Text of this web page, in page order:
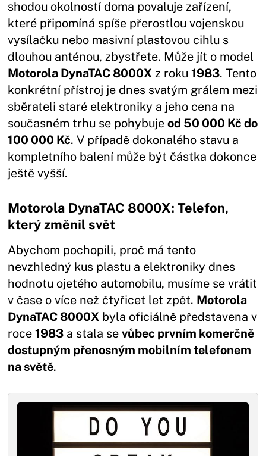
shodou okolností doma povaluje zařízení,
které připomíná spíše přerostlou vojenskou
vysílačku nebo masivní plastovou cihlu s
dlouhou anténou, zbystřete. Může jít o model
Motorola DynaTAC 8000X z roku1983. Tento
konkrétní přístroj je dnes svatým grálem mezi
sběrateli staré elektroniky a jeho cena na
současném trhu se pohybujeod 50 000 Kč do
100 000 Kč. V případě dokonalého stavu a
kompletního balení může být částka dokonce
ještě vyšší.
Motorola DynaTAC 8000X: Telefon,
který změnil svět
Abychom pochopili, proč má tento
nevzhledný kus plastu a elektroniky dnes
hodnotu ojetého automobilu, musíme se vrátit
v čase o více než čtyřicet let zpět. Motorola
DynaTAC 8000X byla oficiálně představena v
roce1983 a stala sevůbec prvním komerčně
dostupným přenosným mobilním telefonem
na světě.